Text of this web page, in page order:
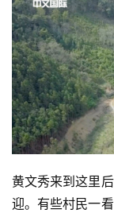
黄文秀来到这里
迎。有些村民一